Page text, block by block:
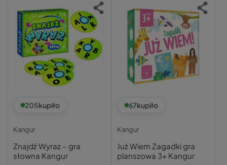
205kupiło
Kangur
Znajdź Wyraz – gra
słowna Kangur
67kupiło
Kangur
Już Wiem Zagadki gra
planszowa 3+ Kangur